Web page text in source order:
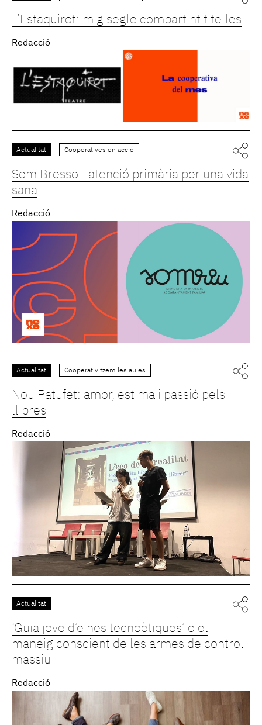
L’Estaquirot: mig segle compartint titelles
Redacció
Actualitat Cooperatives en acció
Som Bressol: atenció primària per una vida
sana
Redacció
Actualitat Cooperativitzem les aules
Nou Patufet: amor, estima i passió pels
llibres
Redacció
Actualitat
‘Guia jove d’eines tecnoètiques’ o el
maneig conscient de les armes de control
massiu
Redacció